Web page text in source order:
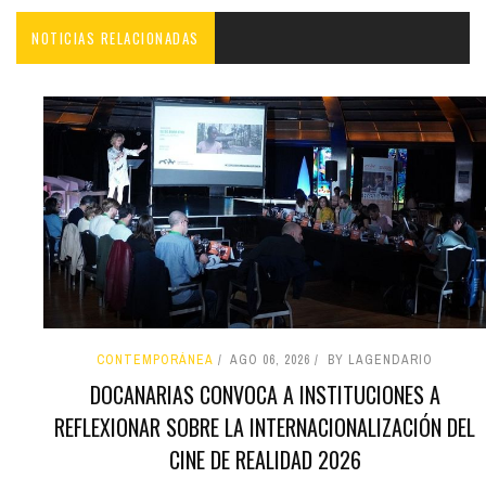
NOTICIAS RELACIONADAS
CONTEMPORÁNEA AGO 06, 2026 BY LAGENDARIO
DOCANARIAS CONVOCA A INSTITUCIONES A
REFLEXIONAR SOBRE LA INTERNACIONALIZACIÓN DEL
CINE DE REALIDAD 2026